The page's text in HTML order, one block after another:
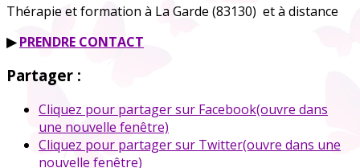
Thérapie et formation à La Garde (83130) et à distance
▶PRENDRE CONTACT
Partager :
Cliquez pour partager sur Facebook(ouvre dans
une nouvelle fenêtre)
Cliquez pour partager sur Twitter(ouvre dans une
nouvelle fenêtre)